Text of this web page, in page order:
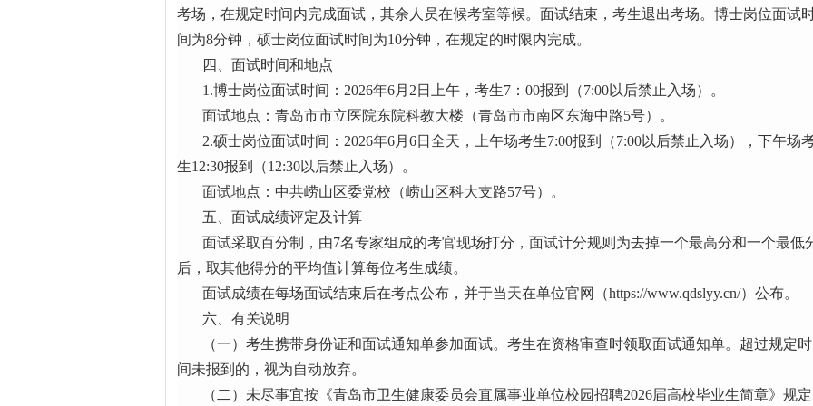
考场，在规定时间内完成面试，其余人员在候考室等候。面试结束，考生退出考场。博士岗位面试
间为8分钟，硕士岗位面试时间为10分钟，在规定的时限内完成。
四、面试时间和地点
1.博士岗位面试时间：2026年6月2日上午，考生7：00报到（7:00以后禁止入场）。
面试地点：青岛市市立医院东院科教大楼（青岛市市南区东海中路5号）。
2.硕士岗位面试时间：2026年6月6日全天，上午场考生7:00报到（7:00以后禁止入场），下午场
生12:30报到（12:30以后禁止入场）。
面试地点：中共崂山区委党校（崂山区科大支路57号）。
五、面试成绩评定及计算
面试采取百分制，由7名专家组成的考官现场打分，面试计分规则为去掉一个最高分和一个最低
后，取其他得分的平均值计算每位考生成绩。
面试成绩在每场面试结束后在考点公布，并于当天在单位官网（https://www.qdslyy.cn/）公布。
六、有关说明
（一）考生携带身份证和面试通知单参加面试。考生在资格审查时领取面试通知单。超过规定时
间未报到的，视为自动放弃。
（二）未尽事宜按《青岛市卫生健康委员会直属事业单位校园招聘2026届高校毕业生简章》规定